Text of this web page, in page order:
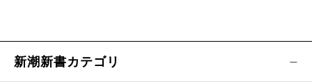
新潮新書カテゴリ